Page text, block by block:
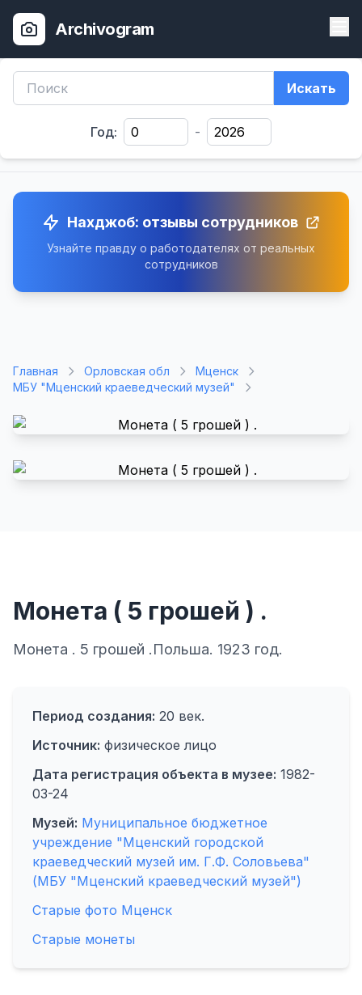
Archivogram
Искать
Год: -
Нахджоб: отзывы сотрудников
Узнайте правду о работодателях от реальных
сотрудников
Главная Орловская обл
Мценск
МБУ "Мценский краеведческий музей"
Монета ( 5 грошей ) .
Монета . 5 грошей .Польша. 1923 год.
Период создания: 20 век.
Источник: физическое лицо
Дата регистрация объекта в музее: 1982-
03-24
Музей: Муниципальное бюджетное
учреждение "Мценский городской
краеведческий музей им. Г.Ф. Соловьева"
(МБУ "Мценский краеведческий музей")
Старые фото Мценск
Старые монеты